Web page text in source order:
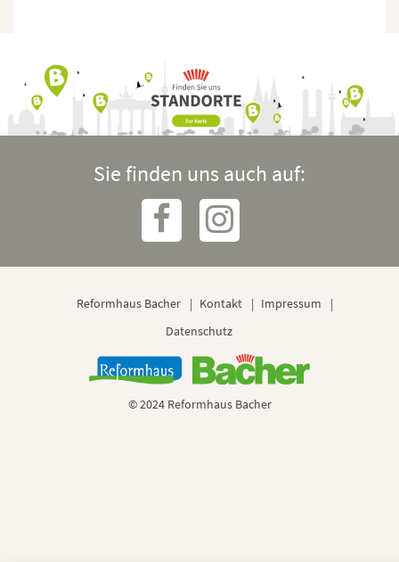
Sie finden uns auch auf:
Reformhaus Bacher Kontakt
Impressum
Datenschutz
© 2024 Reformhaus Bacher